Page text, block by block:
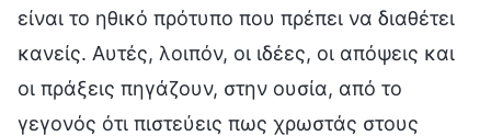
είναι το ηθικό πρότυπο που πρέπει να διαθέτει
κανείς. Αυτές, λοιπόν, οι ιδέες, οι απόψεις και
οι πράξεις πηγάζουν, στην ουσία, από το
γεγονός ότι πιστεύεις πως χρωστάς στους